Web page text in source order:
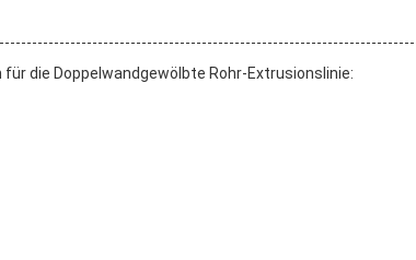
die Doppelwandgewölbte Rohr-Extrusionslinie: